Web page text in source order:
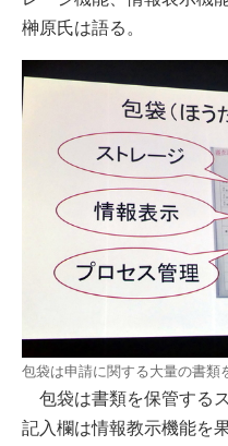
榊原氏は語る。
包袋は申請に関する大量の書類
包袋は書類を保管する
記入欄は情報教示機能を